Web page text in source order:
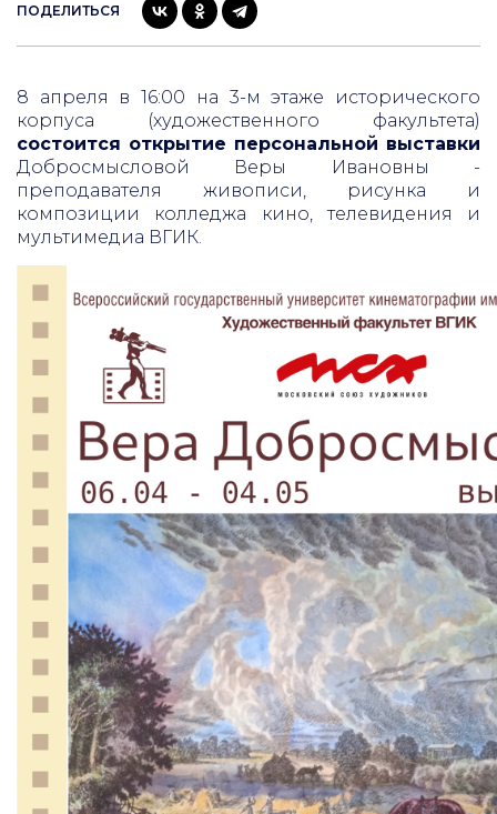
ПОДЕЛИТЬСЯ
8 апреля в 16:00 на 3-м этаже исторического
корпуса (художественного факультета)
состоится открытие персональной выставки
Добросмысловой Веры Ивановны -
преподавателя живописи, рисунка и
композиции колледжа кино, телевидения и
мультимедиа ВГИК.